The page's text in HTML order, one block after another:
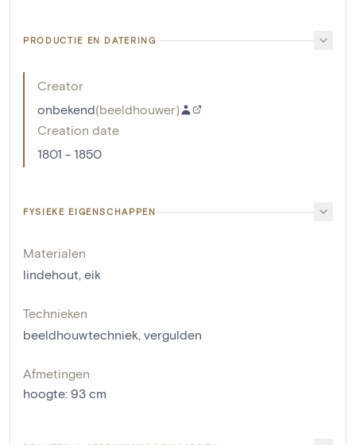
PRODUCTIE EN DATERING
Creator
onbekend(beeldhouwer)
Creation date
1801 - 1850
FYSIEKE EIGENSCHAPPEN
Materialen
lindehout, eik
Technieken
beeldhouwtechniek, vergulden
Afmetingen
hoogte: 93 cm